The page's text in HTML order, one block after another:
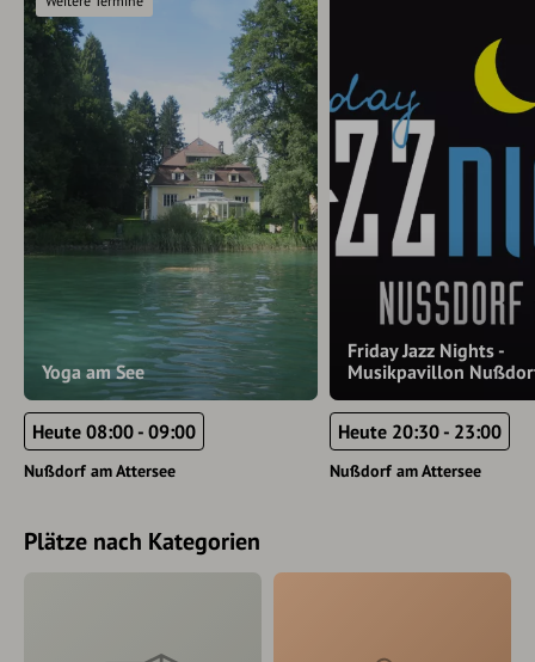
Yoga am See
Heute 08:00 - 09:00
Nußdorf am Attersee
Friday Jazz Nights -
Musikpavillon
Heute 20:30 - 23:00
Nußdorf am Attersee
Plätze nach Kategorien